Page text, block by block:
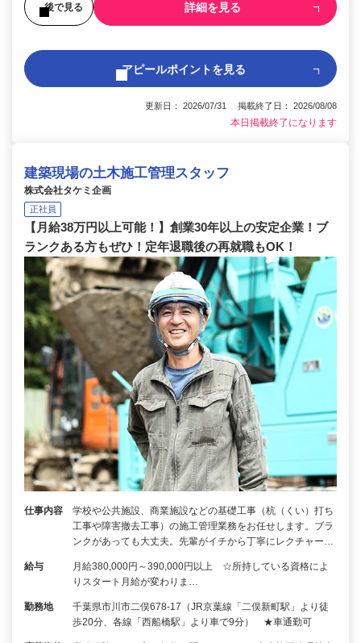
後で見る 詳細を見る
アピールポイントを見る
更新日： 2026/07/31 掲載終了日： 2026/08/08
本日掲載終了になります
建築現場の土木施工管理スタッフ
株式会社タケミ企画
正社員
【月給38万円以上可能！】創業30年以上の安定企業！ブ
ランクある方もぜひ！定年退職後の再就職もOK！
仕事内容
学校や公共施設、商業施設などの基礎工事（杭（くい）打ち
工事や障害撤去工事）の施工管理業務をお任せします。ブラ
ンクがあっても大丈夫。先輩がイチから丁寧にレクチャー…
給与
月給380,000円～390,000円以上 ☆所持している資格によ
りスタート月給が変わりま…
勤務地
千葉県市川市二俣678-17（JR京葉線「二俣新町駅」より徒
歩20分、各線「西船橋駅」より車で9分） ★車通勤可